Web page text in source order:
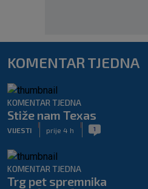
KOMENTAR TJEDNA
KOMENTAR TJEDNA
Stiže nam Texas
VIJESTI prije 4 h 1
KOMENTAR TJEDNA
Trg pet spremnika